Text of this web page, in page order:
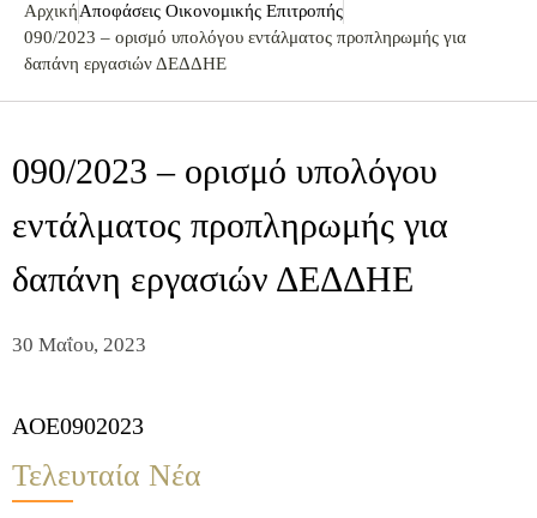
ΑρχικήΑποφάσεις Οικονομικής Επιτροπής
090/2023 – ορισμό υπολόγου εντάλματος προπληρωμής για
δαπάνη εργασιών ΔΕΔΔΗΕ
090/2023 – ορισμό υπολόγου
εντάλματος προπληρωμής για
δαπάνη εργασιών ΔΕΔΔΗΕ
30 Μαΐου, 2023
AOE0902023
Τελευταία Νέα